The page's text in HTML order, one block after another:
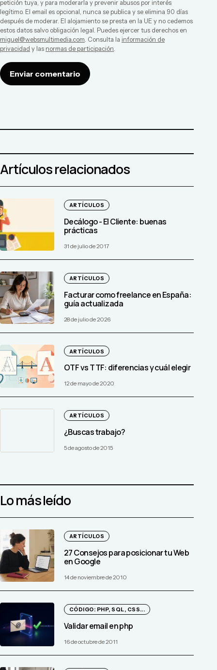
petición tuya, y para moderarla y prevenir abusos por interés
legítimo. El email es opcional, nunca se publica y se elimina 90 días
después de moderar. El alojamiento se presta en la UE y no cedemos
estos datos salvo obligación legal. Puedes ejercer tus derechos en
miguel@websmultimedia.com. Consulta la información de
privacidad y las normas de participación.
Enviar comentario
Artículos relacionados
ARTÍCULOS
Decálogo - El Cliente: buenas
prácticas
31 de julio de 2017
ARTÍCULOS
Facturar como freelance en España:
guía actualizada
28 de julio de 2026
ARTÍCULOS
OTF vs TTF: diferencias y cuál elegir
12 de mayo de 2020
ARTÍCULOS
¿Buscas trabajo?
5 de agosto de 2015
Lo más leído
ARTÍCULOS
27 Consejos para posicionar tu Web
en Google
14 de noviembre de 2010
CÓDIGO: PHP, SQL, CSS...
Validar email en php
16 de octubre de 2011